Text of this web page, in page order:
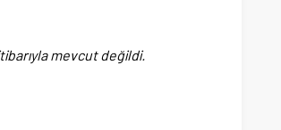
mevcut değildi.